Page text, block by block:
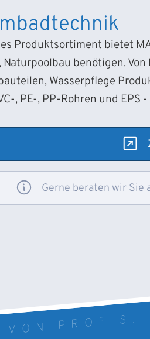
Produktsortiment bietet
benötigen.
Wasserpflege
, PE-, PP-Rohren und
Gerne beraten wir Sie
VON